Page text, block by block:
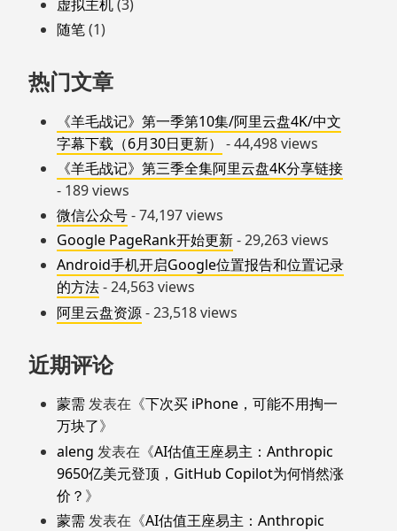
虚拟主机(3)
随笔(1)
热门文章
《羊毛战记》第一季第10集/阿里云盘4K/中文
字幕下载（6月30日更新）
- 44,498 views
《羊毛战记》第三季全集阿里云盘4K分享链接
- 189 views
微信公众号- 74,197 views
Google PageRank开始更新- 29,263 views
Android手机开启Google位置报告和位置记录
的方法- 24,563 views
阿里云盘资源- 23,518 views
近期评论
蒙需 发表在《下次买 iPhone，可能不用掏一
万块了》
aleng 发表在《AI估值王座易主：Anthropic
9650亿美元登顶，GitHub Copilot为何悄然涨
价？ 》
蒙需 发表在《AI估值王座易主：Anthropic